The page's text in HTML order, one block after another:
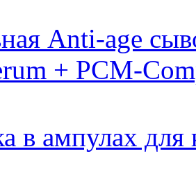
Anti-age
+ PCM-
в ампулах для